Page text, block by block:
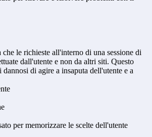
che le richieste all'interno di una sessione di
dall'utente e non da altri siti. Questo
di agire a insaputa dell'utente e a
per memorizzare le scelte dell'utente